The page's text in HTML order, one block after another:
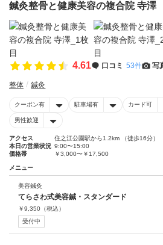
鍼灸整骨と健康美容の複合院 寺澤
4.61 口コミ 53件 写
整体 鍼灸
クーポン有 駐車場有 カード可
男性歓迎
アクセス
住之江公園駅から1.2km （徒歩16分）
本日の営業状況 9:00〜15:00
価格帯
￥3,000〜￥17,500
メニュー
美容鍼灸
てらさわ式美容鍼・スタンダード
￥9,350 （税込）
受付中